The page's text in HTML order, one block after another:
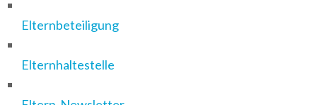
Elternbeteiligung
Elternhaltestelle